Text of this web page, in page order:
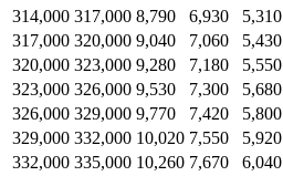
314,000 317,000 8,790 6,930 5,310
317,000 320,000 9,040 7,060 5,430
320,000 323,000 9,280 7,180 5,550
323,000 326,000 9,530 7,300 5,680
326,000 329,000 9,770 7,420 5,800
329,000 332,000 10,020 7,550 5,920
332,000 335,000 10,260 7,670 6,040